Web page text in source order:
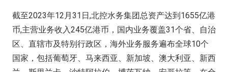
截至2023年12月31日,北控水务集团总资产达到1655亿港
币,主营业务收入245亿港币，国内业务覆盖31个省、自治
区、直辖市及特别行政区，海外业务服务遍布全球10个
国家，包括葡萄牙、马来西亚、新加坡、澳大利亚、新西